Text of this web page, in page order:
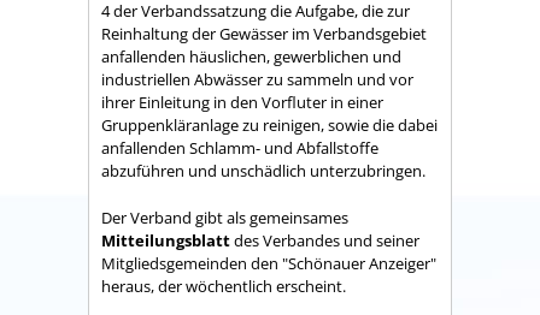
4 der Verbandssatzung die Aufgabe, die zur
Reinhaltung der Gewässer im Verbandsgebiet
anfallenden häuslichen, gewerblichen und
industriellen Abwässer zu sammeln und vor
ihrer Einleitung in den Vorfluter in einer
Gruppenkläranlage zu reinigen, sowie die dabei
anfallenden Schlamm- und Abfallstoffe
abzuführen und unschädlich unterzubringen.
Der Verband gibt als gemeinsames
Mitteilungsblattdes Verbandes und seiner
Mitgliedsgemeinden den "Schönauer Anzeiger"
heraus, der wöchentlich erscheint.